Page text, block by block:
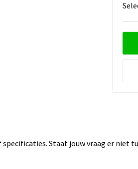
Staat jouw vraag er niet